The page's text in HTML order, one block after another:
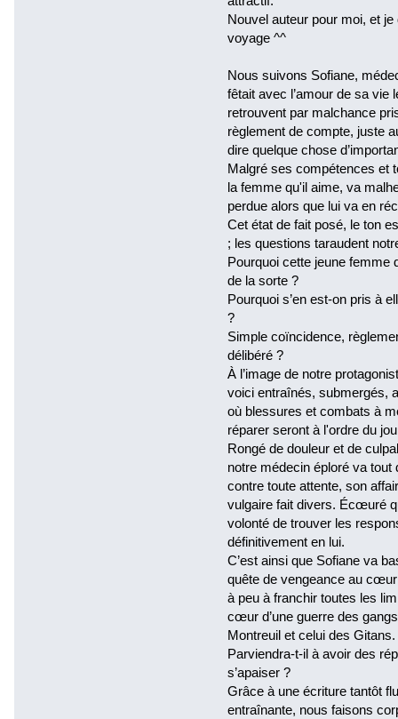
Nouvel auteur pour moi, et je
voyage ^^
Nous suivons Sofiane,
fêtait avec l’amour de sa
retrouvent par malchance
règlement de compte, juste
dire quelque chose
Malgré ses compétences et
la femme qu'il aime, va
perdue alors que lui va en
Cet état de fait posé, le ton
; les questions taraudent
Pourquoi cette jeune femme
de la sorte ?
Pourquoi s’en est-on pris à
?
Simple coïncidence,
délibéré ?
À l’image de notre
voici entraînés, submergés,
où blessures et combats à
réparer seront à l'ordre du
Rongé de douleur et de
notre médecin éploré va tout
contre toute attente, son
vulgaire fait divers. Écœuré
volonté de trouver les
définitivement en lui.
C’est ainsi que Sofiane va
quête de vengeance au
à peu à franchir toutes les
cœur d’une guerre des
Montreuil et celui des Gitans.
Parviendra-t-il à avoir des
s’apaiser ?
Grâce à une écriture tantôt
entraînante, nous faisons